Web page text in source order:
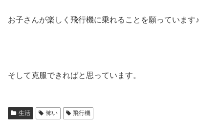
お子さんが楽しく飛行機に乗れることを願っています♪
そして克服できればと思っています。
生活 怖い 飛行機